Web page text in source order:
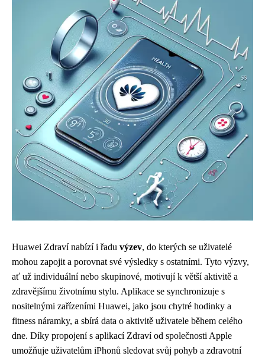
Huawei Zdraví nabízí i řadu výzev, do kterých se uživatelé
mohou zapojit a porovnat své výsledky s ostatními. Tyto výzvy,
ať už individuální nebo skupinové, motivují k větší aktivitě a
zdravějšímu životnímu stylu. Aplikace se synchronizuje s
nositelnými zařízeními Huawei, jako jsou chytré hodinky a
fitness náramky, a sbírá data o aktivitě uživatele během celého
dne. Díky propojení s aplikací Zdraví od společnosti Apple
umožňuje uživatelům iPhonů sledovat svůj pohyb a zdravotní